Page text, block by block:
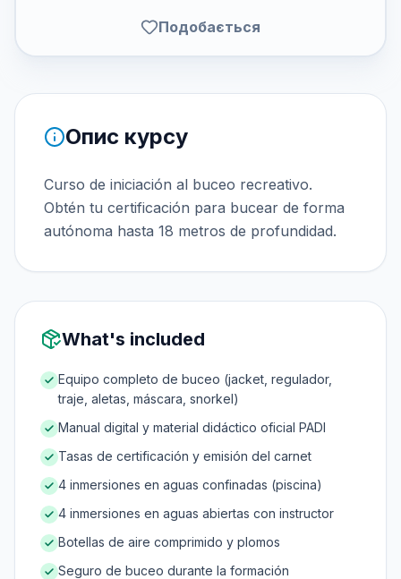
Опис курсу
Curso de iniciación al buceo recreativo.
Obtén tu certificación para bucear de forma
autónoma hasta 18 metros de profundidad.
What's included
Equipo completo de buceo (jacket, regulador,
traje, aletas, máscara, snorkel)
Manual digital y material didáctico oficial PADI
Tasas de certificación y emisión del carnet
4 inmersiones en aguas confinadas (piscina)
4 inmersiones en aguas abiertas con instructor
Botellas de aire comprimido y plomos
Seguro de buceo durante la formación
Подобається